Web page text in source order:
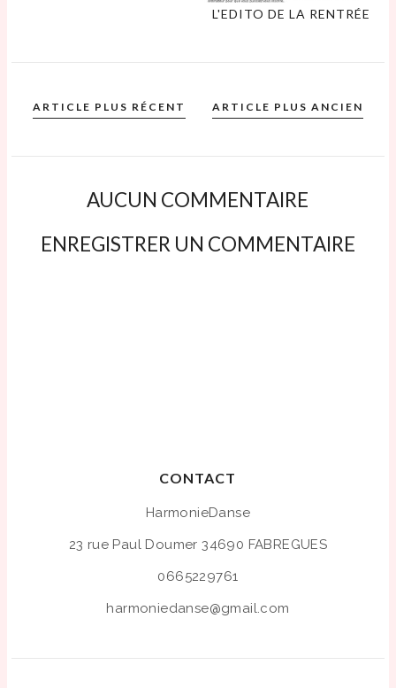
L'EDITO DE LA RENTRÉE
ARTICLE PLUS RÉCENT ARTICLE PLUS ANCIEN
AUCUN COMMENTAIRE
ENREGISTRER UN COMMENTAIRE
CONTACT
HarmonieDanse
23 rue Paul Doumer34690 FABREGUES
0665229761
harmoniedanse@gmail.com